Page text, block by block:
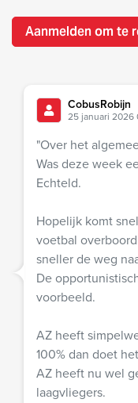
Aanmelden om te
CobusRobijn
25 januari 2026
"Over het
Was deze week
Echteld.
Hopelijk komt
voetbal
sneller de weg
De
voorbeeld.
AZ heeft
100% dan doet
AZ heeft nu wel
laagvliegers.